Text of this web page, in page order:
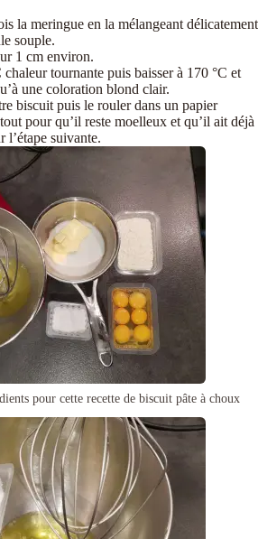
la meringue en la mélangeant délicatement
souple.
1 cm environ.
tournante puis baisser à 170 °C et
une coloration blond clair.
biscuit puis le rouler dans un papier
pour qu’il reste moelleux et qu’il ait déjà
l’étape suivante.
pour cette recette de biscuit pâte à choux